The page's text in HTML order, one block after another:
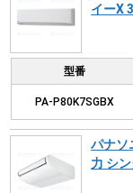
イーX
型番
PA-P80K7SGBX
パナソ
力 シ